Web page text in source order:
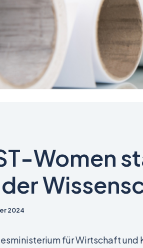
Women
2024
für Wirtschaft und